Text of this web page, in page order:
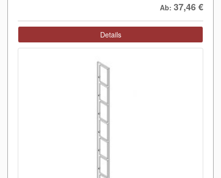
Ab: 37,46€
Details